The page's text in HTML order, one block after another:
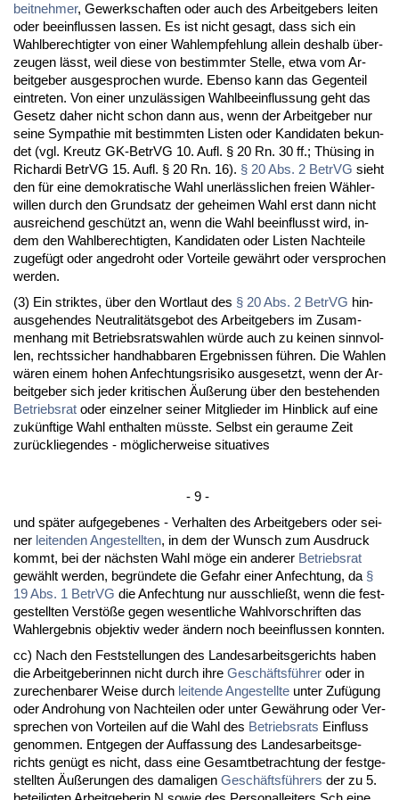
beit­neh­mer, Ge­werk­schaf­ten oder auch des Ar­beit­ge­bers lei­ten
oder be­ein­flus­sen las­sen. Es ist nicht ge­sagt, dass sich ein
Wahl­be­rech­tig­ter von ei­ner Wahl­emp­feh­lung al­lein des­halb über­
zeu­gen lässt, weil die­se von be­stimm­ter Stel­le, et­wa vom Ar­
beit­ge­ber aus­ge­spro­chen wur­de. Eben­so kann das Ge­gen­teil
ein­tre­ten. Von ei­ner un­zulässi­gen Wahl­be­ein­flus­sung geht das
Ge­setz da­her nicht schon dann aus, wenn der Ar­beit­ge­ber nur
sei­ne Sym­pa­thie mit be­stimm­ten Lis­ten oder Kan­di­da­ten be­kun­
det (vgl. Kreutz GK-Be­trVG 10. Aufl. § 20 Rn. 30 ff.; Thüsing in
Ri­char­di Be­trVG 15. Aufl. § 20 Rn. 16). § 20 Abs. 2 Be­trVG sieht
den für ei­ne de­mo­kra­ti­sche Wahl un­erläss­li­chen frei­en Wähl­er­
wil­len durch den Grund­satz der ge­hei­men Wahl erst dann nicht
aus­rei­chend geschützt an, wenn die Wahl be­ein­flusst wird, in­
dem den Wahl­be­rech­tig­ten, Kan­di­da­ten oder Lis­ten Nach­tei­le
zu­gefügt oder an­ge­droht oder Vor­tei­le gewährt oder ver­spro­chen
wer­den.
(3) Ein strik­tes, über den Wort­laut des § 20 Abs. 2 Be­trVG hin­
aus­ge­hen­des Neu­tra­litäts­ge­bot des Ar­beit­ge­bers im Zu­sam­
men­hang mit Be­triebs­rats­wah­len würde auch zu kei­nen sinn­vol­
len, rechts­si­cher hand­hab­ba­ren Er­geb­nis­sen führen. Die Wah­len
wären ei­nem ho­hen An­fech­tungs­ri­si­ko aus­ge­setzt, wenn der Ar­
beit­ge­ber sich je­der kri­ti­schen Äußerung über den be­ste­hen­den
Be­triebs­rat oder ein­zel­ner sei­ner Mit­glie­der im Hin­blick auf ei­ne
zukünf­ti­ge Wahl ent­hal­ten müss­te. Selbst ein ge­rau­me Zeit
zurück­lie­gen­des - mögli­cher­wei­se si­tua­ti­ves
- 9 -
und später auf­ge­ge­be­nes - Ver­hal­ten des Ar­beit­ge­bers oder sei­
ner lei­ten­den An­ge­stell­ten, in dem der Wunsch zum Aus­druck
kommt, bei der nächs­ten Wahl möge ein an­de­rer Be­triebs­rat
gewählt wer­den, be­gründe­te die Ge­fahr ei­ner An­fech­tung, da §
19 Abs. 1 Be­trVG die An­fech­tung nur aus­sch­ließt, wenn die fest­
ge­stell­ten Verstöße ge­gen we­sent­li­che Wahl­vor­schrif­ten das
Wahl­er­geb­nis ob­jek­tiv we­der ändern noch be­ein­flus­sen konn­ten.
cc) Nach den Fest­stel­lun­gen des Lan­des­ar­beits­ge­richts ha­ben
die Ar­beit­ge­be­rin­nen nicht durch ih­re Geschäftsführer oder in
zu­re­chen­ba­rer Wei­se durch lei­ten­de An­ge­stell­te un­ter Zufügung
oder An­dro­hung von Nach­tei­len oder un­ter Gewährung oder Ver­
spre­chen von Vor­tei­len auf die Wahl des Be­triebs­rats Ein­fluss
ge­nom­men. Ent­ge­gen der Auf­fas­sung des Lan­des­ar­beits­ge­
richts genügt es nicht, dass ei­ne Ge­samt­be­trach­tung der fest­ge­
stell­ten Äußerun­gen des da­ma­li­gen Geschäftsführers der zu 5.